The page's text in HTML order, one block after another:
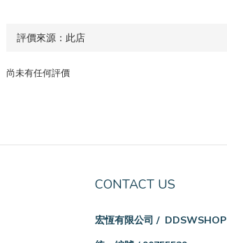
尚未有任何評價
CONTACT US
宏恆有限公司 / DDSWSHOP